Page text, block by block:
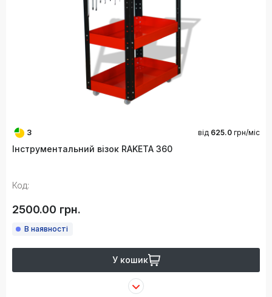
3 від 625.0 грн/міс
Інструментальний візок RAKETA 360
Код:
2500.00 грн.
В наявності
У кошик